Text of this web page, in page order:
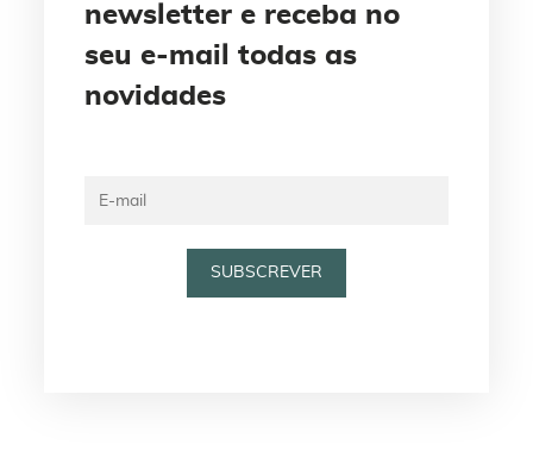
newsletter e receba no
seu e-mail todas as
novidades